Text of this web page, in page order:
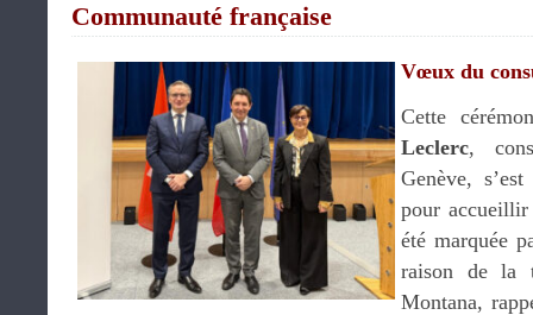
Communauté française
Vœux du
Cette
Leclerc,
Genève,
pour accueillir
été marquée
raison de la
Montana,